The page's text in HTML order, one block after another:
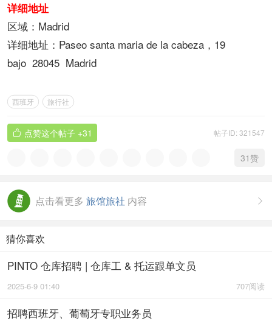
详细地址
区域：Madrid
详细地址：Paseo santa maria de la cabeza，19
bajo 28045 Madrid
西班牙 旅行社
帖子ID: 321547
 点赞这个帖子 +31
31赞

点击看更多 旅馆旅社 内容
猜你喜欢
PINTO 仓库招聘 | 仓库工 & 托运跟单文员
707阅读
2025-6-9 01:40
招聘西班牙、葡萄牙专职业务员